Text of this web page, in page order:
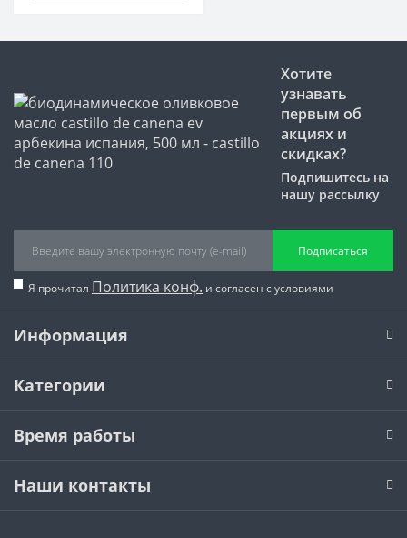
Хотите
узнавать
первым об
акциях и
скидках?
Подпишитесь на
нашу рассылку
Подписаться
Я прочитал Политика конф. и согласен с условиями
Информация
Категории
Время работы
Наши контакты